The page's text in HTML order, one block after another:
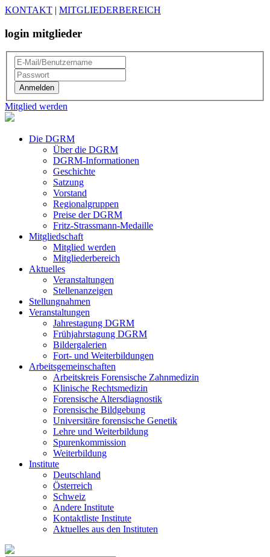
KONTAKT | MITGLIEDERBEREICH
login mitglieder
Mitglied werden
Die DGRM
Über die DGRM
DGRM-Informationen
Geschichte
Satzung
Vorstand
Regionalgruppen
Preise der DGRM
Fritz-Strassmann-Medaille
Mitgliedschaft
Mitglied werden
Mitgliederbereich
Aktuelles
Veranstaltungen
Stellenanzeigen
Stellungnahmen
Veranstaltungen
Jahrestagung DGRM
Frühjahrstagung DGRM
Bildergalerien
Fort- und Weiterbildungen
Arbeitsgemeinschaften
Arbeitskreis Forensische Zahnmedizin
Klinische Rechtsmedizin
Forensische Altersdiagnostik
Forensische Bildgebung
Universitäre forensische Genetik
Lehre und Weiterbildung
Spurenkommission
Weiterbildung
Institute
Deutschland
Österreich
Schweiz
Andere Institute
Kontaktliste Institute
Aktuelles aus den Instituten